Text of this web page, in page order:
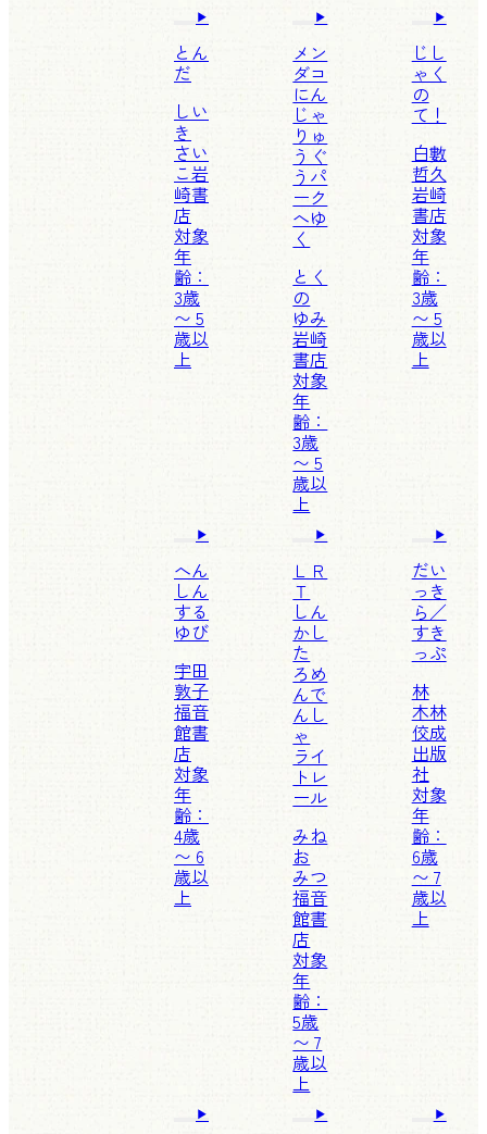
とん
だ
しい
き
さい
こ岩
崎書
店
対象
年
齢：
3歳
〜 5
歳以
上
メン
ダコ
にん
じゃ
りゅ
うぐ
うパ
ーク
へゆ
く
とく
の
ゆみ
岩崎
書店
対象
年
齢：
3歳
〜 5
歳以
上
じし
ゃく
の
て！
白數
哲久
岩崎
書店
対象
年
齢：
3歳
〜 5
歳以
上
へん
しん
する
ゆび
宇田
敦子
福音
館書
店
対象
年
齢：
4歳
〜 6
歳以
上
ＬＲ
Ｔ
しん
かし
た
ろめ
んで
んし
ゃ
ライ
トレ
ール
みね
お
みつ
福音
館書
店
対象
年
齢：
5歳
〜 7
歳以
上
だい
っき
ら／
すき
っぷ
林
木林
佼成
出版
社
対象
年
齢：
6歳
〜 7
歳以
上